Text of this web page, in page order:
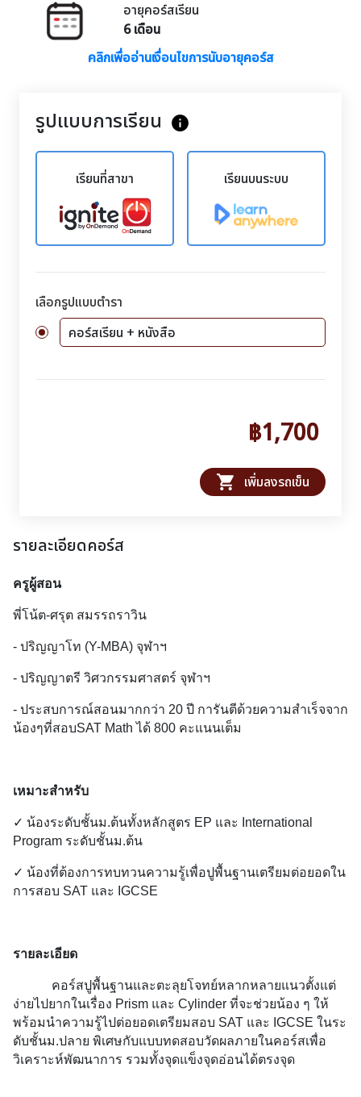
อายุคอร์สเรียน
6 เดือน
คลิกเพื่ออ่านเงื่อนไขการนับอายุคอร์ส
รูปแบบการเรียน info
เรียนที่สาขา เรียนบนระบบ
เลือกรูปแบบตำรา
คอร์สเรียน + หนังสือ
฿1,700
shopping_cart เพิ่มลงรถเข็น
รายละเอียดคอร์ส
ครูผู้สอน
พี่โน้ต-ศรุต สมรรถราวิน
- ปริญญาโท (Y-MBA) จุฬาฯ
- ปริญญาตรี วิศวกรรมศาสตร์ จุฬาฯ
- ประสบการณ์สอนมากกว่า 20 ปี การันตีด้วยความสำเร็จจาก
น้องๆที่สอบSAT Math ได้ 800 คะแนนเต็ม
เหมาะสำหรับ
✓ น้องระดับชั้นม.ต้นทั้งหลักสูตร EP และ International
Program ระดับชั้นม.ต้น
✓ น้องที่ต้องการทบทวนความรู้เพื่อปูพื้นฐานเตรียมต่อยอดใน
การสอบ SAT และ IGCSE
รายละเอียด
คอร์สปูพื้นฐานและตะลุยโจทย์หลากหลายแนวตั้งแต่
ง่ายไปยากในเรื่อง Prism และ Cylinder ที่จะช่วยน้อง ๆ ให้
พร้อมนำความรู้ไปต่อยอดเตรียมสอบ SAT และ IGCSE ในระ
ดับชั้นม.ปลาย พิเศษกับแบบทดสอบวัดผลภายในคอร์สเพื่อ
วิเคราะห์พัฒนาการ รวมทั้งจุดแข็งจุดอ่อนได้ตรงจุด